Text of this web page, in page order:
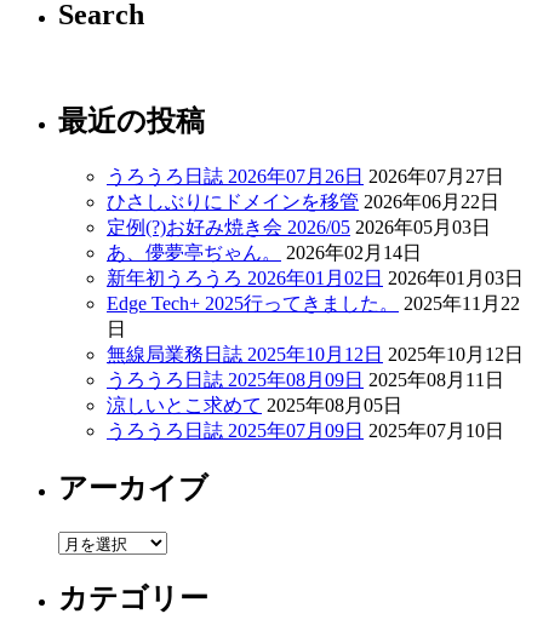
Search
最近の投稿
うろうろ日誌 2026年07月26日 2026年07月27日
ひさしぶりにドメインを移管 2026年06月22日
定例(?)お好み焼き会 2026/05 2026年05月03日
あ、儚夢亭ぢゃん。
2026年02月14日
新年初うろうろ 2026年01月02日 2026年01月03日
Edge Tech+ 2025行ってきました。
2025年11月22
日
無線局業務日誌 2025年10月12日 2025年10月12日
うろうろ日誌 2025年08月09日 2025年08月11日
涼しいとこ求めて 2025年08月05日
うろうろ日誌 2025年07月09日 2025年07月10日
アーカイブ
ア
カ
イ
カテゴリー